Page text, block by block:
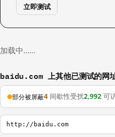
立即测试
加载中……
baidu.com 上其他已测试的网
部分被屏蔽4 间歇性受扰2,992 可
http://baidu.com